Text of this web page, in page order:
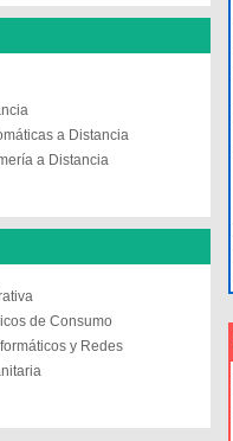
a Distancia
a Distancia
de Consumo
y Redes